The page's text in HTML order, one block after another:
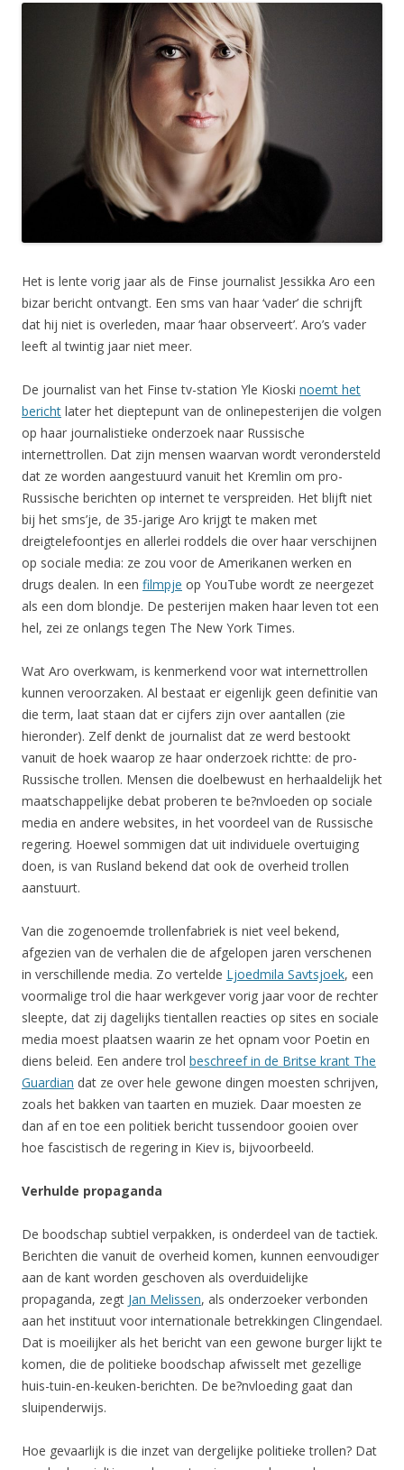
Het is lente vorig jaar als de Finse journalist Jessikka Aro een
bizar bericht ontvangt. Een sms van haar ‘vader’ die schrijft
dat hij niet is overleden, maar ‘haar observeert’. Aro’s vader
leeft al twintig jaar niet meer.
De journalist van het Finse tv-station Yle Kioski noemt het
bericht later het dieptepunt van de onlinepesterijen die volgen
op haar journalistieke onderzoek naar Russische
internettrollen. Dat zijn mensen waarvan wordt verondersteld
dat ze worden aangestuurd vanuit het Kremlin om pro-
Russische berichten op internet te verspreiden. Het blijft niet
bij het sms’je, de 35-jarige Aro krijgt te maken met
dreigtelefoontjes en allerlei roddels die over haar verschijnen
op sociale media: ze zou voor de Amerikanen werken en
drugs dealen. In een filmpje op YouTube wordt ze neergezet
als een dom blondje. De pesterijen maken haar leven tot een
hel, zei ze onlangs tegen The New York Times.
Wat Aro overkwam, is kenmerkend voor wat internettrollen
kunnen veroorzaken. Al bestaat er eigenlijk geen definitie van
die term, laat staan dat er cijfers zijn over aantallen (zie
hieronder). Zelf denkt de journalist dat ze werd bestookt
vanuit de hoek waarop ze haar onderzoek richtte: de pro-
Russische trollen. Mensen die doelbewust en herhaaldelijk het
maatschappelijke debat proberen te be?nvloeden op sociale
media en andere websites, in het voordeel van de Russische
regering. Hoewel sommigen dat uit individuele overtuiging
doen, is van Rusland bekend dat ook de overheid trollen
aanstuurt.
Van die zogenoemde trollenfabriek is niet veel bekend,
afgezien van de verhalen die de afgelopen jaren verschenen
in verschillende media. Zo vertelde Ljoedmila Savtsjoek, een
voormalige trol die haar werkgever vorig jaar voor de rechter
sleepte, dat zij dagelijks tientallen reacties op sites en sociale
media moest plaatsen waarin ze het opnam voor Poetin en
diens beleid. Een andere trol beschreef in de Britse krant The
Guardian dat ze over hele gewone dingen moesten schrijven,
zoals het bakken van taarten en muziek. Daar moesten ze
dan af en toe een politiek bericht tussendoor gooien over
hoe fascistisch de regering in Kiev is, bijvoorbeeld.
Verhulde propaganda
De boodschap subtiel verpakken, is onderdeel van de tactiek.
Berichten die vanuit de overheid komen, kunnen eenvoudiger
aan de kant worden geschoven als overduidelijke
propaganda, zegt Jan Melissen, als onderzoeker verbonden
aan het instituut voor internationale betrekkingen Clingendael.
Dat is moeilijker als het bericht van een gewone burger lijkt te
komen, die de politieke boodschap afwisselt met gezellige
huis-tuin-en-keuken-berichten. De be?nvloeding gaat dan
sluipenderwijs.
Hoe gevaarlijk is die inzet van dergelijke politieke trollen? Dat